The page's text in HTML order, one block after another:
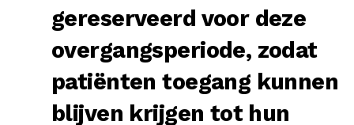
gereserveerd voor deze
overgangsperiode, zodat
patiënten toegang kunnen
blijven krijgen tot hun